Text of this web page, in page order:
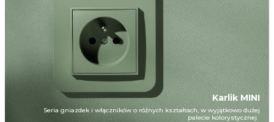
Karlik MINI
Seria gniazdek i włączników o różnych kształtach, w wyjątkowo dużej
palecie kolorystycznej.